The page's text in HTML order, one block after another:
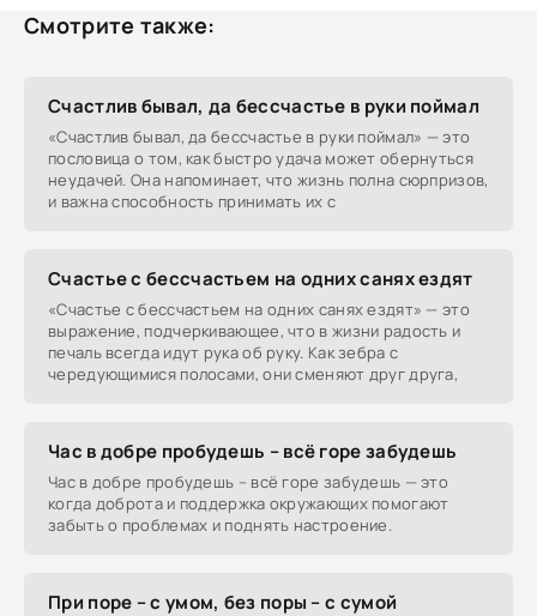
Смотрите также:
Счастлив бывал, да бессчастье в руки поймал
«Счастлив бывал, да бессчастье в руки поймал» — это
пословица о том, как быстро удача может обернуться
неудачей. Она напоминает, что жизнь полна сюрпризов,
и важна способность принимать их с
Счастье с бессчастьем на одних санях ездят
«Счастье с бессчастьем на одних санях ездят» — это
выражение, подчеркивающее, что в жизни радость и
печаль всегда идут рука об руку. Как зебра с
чередующимися полосами, они сменяют друг друга,
Час в добре пробудешь – всё горе забудешь
Час в добре пробудешь – всё горе забудешь — это
когда доброта и поддержка окружающих помогают
забыть о проблемах и поднять настроение.
При поре – с умом, без поры – с сумой